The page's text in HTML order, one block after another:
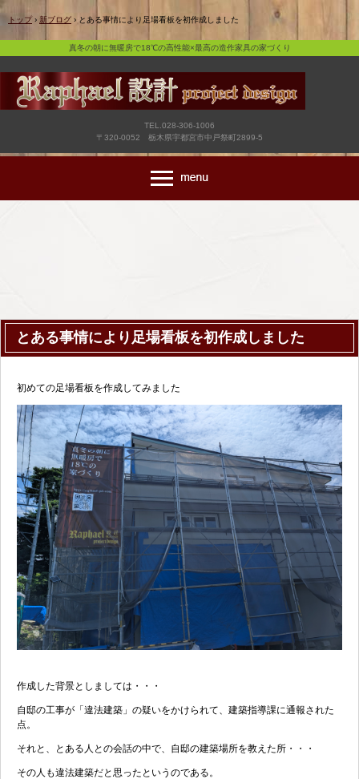
真冬の朝に無暖房で18℃の高性能×最高の造作家具の家づくり
トップ › 新ブログ › とある事情により足場看板を初作成しました
真冬の朝に無暖房で18℃の高性能×最高の造作家具の家づくり
TEL.028-306-1006
〒320-0052 栃木県宇都宮市中戸祭町2899-5
とある事情により足場看板を初作成しました
初めての足場看板を作成してみました
作成した背景としましては・・・
自邸の工事が「違法建築」の疑いをかけられて、建築指導課に通報された
点。
それと、とある人との会話の中で、自邸の建築場所を教えた所・・・
その人も違法建築だと思ったというのである。